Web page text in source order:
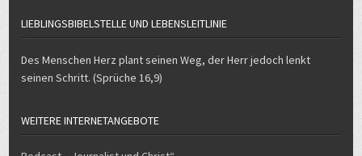
LIEBLINGSBIBELSTELLE UND LEBENSLEITLINIE
Des Menschen Herz plant seinen Weg, der Herr jedoch lenkt
seinen Schritt. (Sprüche 16,9)
WEITERE INTERNETANGEBOTE